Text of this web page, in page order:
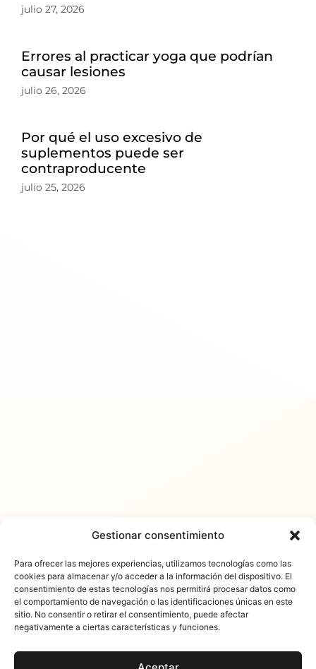
Gestionar consentimiento
Para ofrecer las mejores experiencias, utilizamos tecnologías como las
cookies para almacenar y/o acceder a la información del dispositivo. El
consentimiento de estas tecnologías nos permitirá procesar datos como
el comportamiento de navegación o las identificaciones únicas en este
sitio. No consentir o retirar el consentimiento, puede afectar
negativamente a ciertas características y funciones.
julio 27, 2026
Errores al practicar yoga que podrían
causar lesiones
julio 26, 2026
Por qué el uso excesivo de
suplementos puede ser
contraproducente
julio 25, 2026
𐓏FlashActual